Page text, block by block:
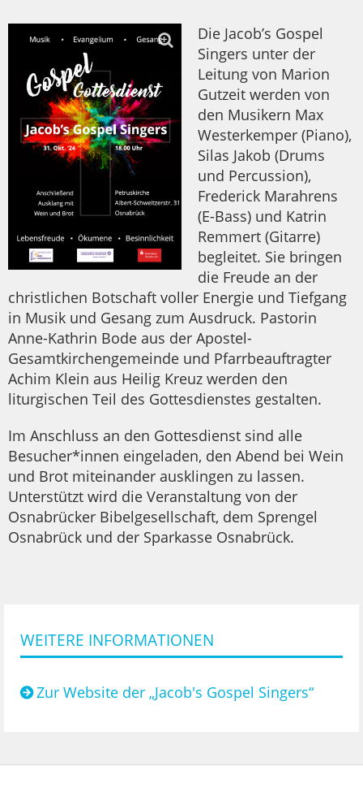
Die Jacob’s Gospel
Singers unter der
Leitung von Marion
Gutzeit werden von
den Musikern Max
Westerkemper (Piano),
Silas Jakob (Drums
und Percussion),
Frederick Marahrens
(E-Bass) und Katrin
Remmert (Gitarre)
begleitet. Sie bringen
die Freude an der
christlichen Botschaft voller Energie und Tiefgang
in Musik und Gesang zum Ausdruck. Pastorin
Anne-Kathrin Bode aus der Apostel-
Gesamtkirchengemeinde und Pfarrbeauftragter
Achim Klein aus Heilig Kreuz werden den
liturgischen Teil des Gottesdienstes gestalten.
Im Anschluss an den Gottesdienst sind alle
Besucher*innen eingeladen, den Abend bei Wein
und Brot miteinander ausklingen zu lassen.
Unterstützt wird die Veranstaltung von der
Osnabrücker Bibelgesellschaft, dem Sprengel
Osnabrück und der Sparkasse Osnabrück.
WEITERE INFORMATIONEN
Zur Website der „Jacob's Gospel Singers“